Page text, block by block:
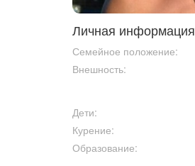
Личная информация
Семейное положение:
Внешность:
Дети:
Курение:
Образование: